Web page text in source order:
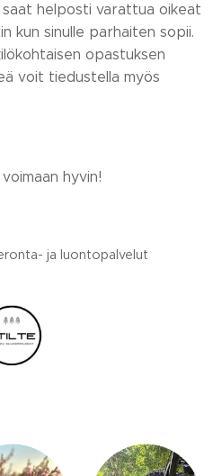
saat helposti varattua oikeat
kun sinulle parhaiten sopii.
opastuksen
voit tiedustella myös
hyvin!
ja luontopalvelut